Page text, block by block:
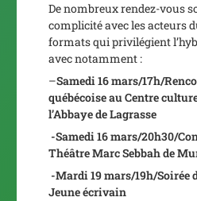
De nombreux rendez-vous
complicité avec les acteurs
formats qui privilégient
avec notamment :
–Samedi 16 mars/17h/R
québécoise au Centre
l’Abbaye de Lagrasse
-Samedi 16 mars/20h30/
Théâtre Marc Sebbah de
-Mardi 19 mars/19h/Soirée
Jeune écrivain